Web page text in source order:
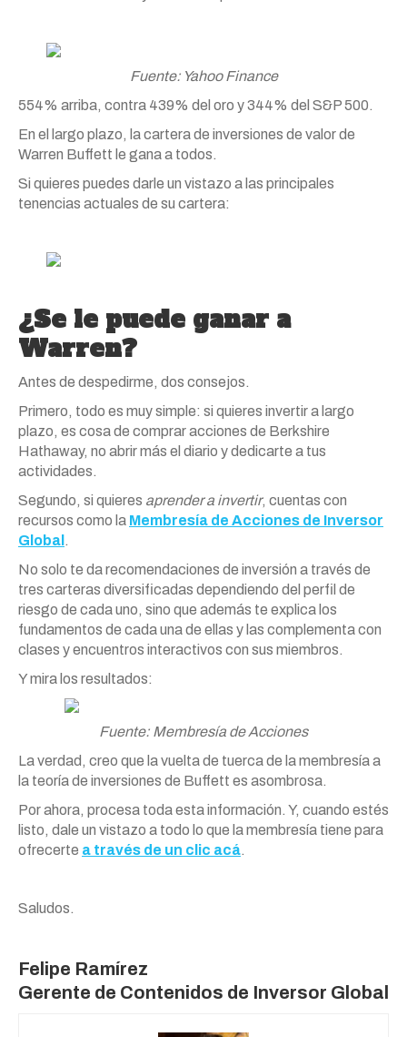
Fuente: Yahoo Finance
554% arriba, contra 439% del oro y 344% del S&P 500.
En el largo plazo, la cartera de inversiones de valor de
Warren Buffett le gana a todos.
Si quieres puedes darle un vistazo a las principales
tenencias actuales de su cartera:
¿Se le puede ganar a
Warren?
Antes de despedirme, dos consejos.
Primero, todo es muy simple: si quieres invertir a largo
plazo, es cosa de comprar acciones de Berkshire
Hathaway, no abrir más el diario y dedicarte a tus
actividades.
Segundo, si quieres aprender a invertir, cuentas con
recursos como la Membresía de Acciones de Inversor
Global .
No solo te da recomendaciones de inversión a través de
tres carteras diversificadas dependiendo del perfil de
riesgo de cada uno, sino que además te explica los
fundamentos de cada una de ellas y las complementa con
clases y encuentros interactivos con sus miembros.
Y mira los resultados:
Fuente: Membresía de Acciones
La verdad, creo que la vuelta de tuerca de la membresía a
la teoría de inversiones de Buffett es asombrosa.
Por ahora, procesa toda esta información. Y, cuando estés
listo, dale un vistazo a todo lo que la membresía tiene para
ofrecerte a través de un clic acá.
Saludos.
Felipe Ramírez
Gerente de Contenidos de Inversor Global